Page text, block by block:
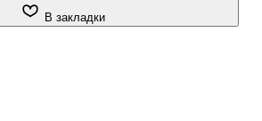
и холодным. Красочные иллюстрации
В закладки